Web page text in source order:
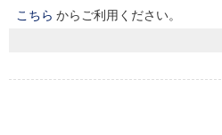
学術雑誌掲載論文等(8)
こちら からご利用ください。